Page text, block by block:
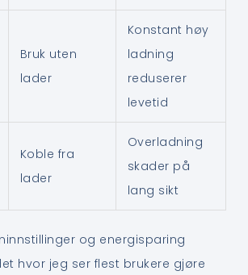
Bruk uten
lader
Konstant høy
ladning
reduserer
levetid
Koble fra
lader
Overladning
skader på
lang sikt
og energisparing
hvor jeg ser flest brukere gjøre